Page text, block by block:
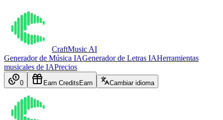
CraftMusic AI
Generador de Música IAGenerador de Letras IAHerramientas
musicales de IAPrecios
0 Earn Credits Earn Cambiar idioma